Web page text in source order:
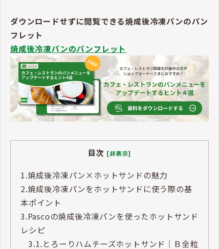
ダウンロードせずに閲覧できる焼成後冷凍パンのパン
フレット
焼成後冷凍パンのパンフレット
目次 [非表示]
1.焼成後冷凍パン×ホットサンドの魅力
2.焼成後冷凍パンをホットサンドに使う際の基
本ポイント
3.Pascoの焼成後冷凍パンを使ったホットサンド
レシピ
3.1. とろーりハムチーズホットサンド｜Ｂ全粒